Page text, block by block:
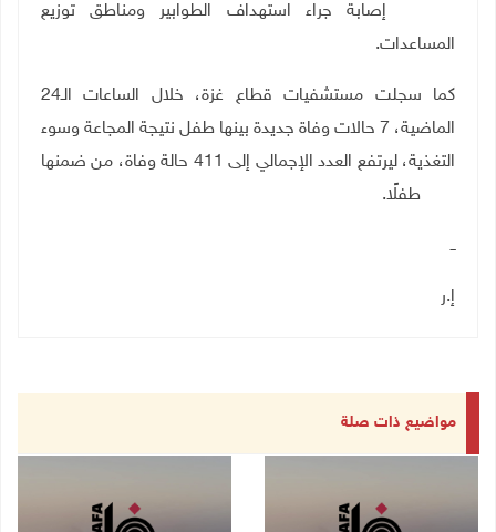
إصابة جراء استهداف الطوابير ومناطق توزيع
المساعدات.
كما سجلت مستشفيات قطاع غزة، خلال الساعات الـ24
الماضية، 7 حالات وفاة جديدة بينها طفل نتيجة المجاعة وسوء
التغذية، ليرتفع العدد الإجمالي إلى 411 حالة وفاة، من ضمنها
طفلًا.
ــ
إ.ر
مواضيع ذات صلة